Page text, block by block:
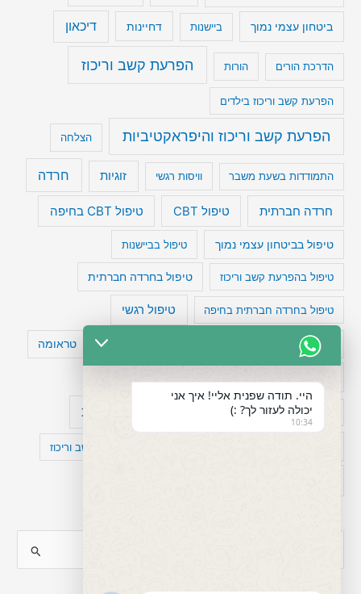
ביטחון עצמי נמוך ביישנות דחיינות דיכאון
הדרכת הורים הורות הפרעת קשב וריכוז
הפרעת קשב וריכוז בילדים
הפרעת קשב וריכוז והיפראקטיביות הצלחה
התמודדות בשעת משבר וויסות רגשי זוגיות חרדה
חרדה חברתית טיפול CBT טיפול CBT בחיפה
טיפול בביטחון עצמי נמוך טיפול בביישנות
טיפול בהפרעת קשב וריכוז טיפול בחרדה חברתית
טיפול בחרדה חברתית בחיפה טיפול רגשי
טיפול תרופתי להפרעת קשב טעויות חשיבה טראומה
מפורסמים עם הפרעת קשב עיצות
קומורבידיות להפרעת קשב וריכוז
היי. תודה שפנית אליי! איך אני
יכולה לעזור לך? :)
10:34